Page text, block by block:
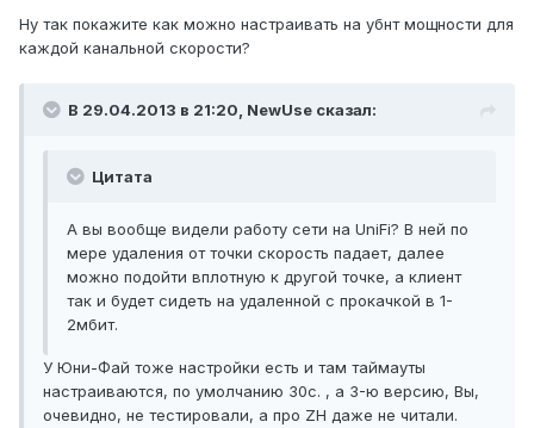
Ну так покажите как можно настраивать на убнт мощности для
каждой канальной скорости?
В 29.04.2013 в 21:20, NewUse сказал:
Цитата
А вы вообще видели работу сети на UniFi? В ней по
мере удаления от точки скорость падает, далее
можно подойти вплотную к другой точке, а клиент
так и будет сидеть на удаленной с прокачкой в 1-
2мбит.
У Юни-Фай тоже настройки есть и там таймауты
настраиваются, по умолчанию 30с. , а 3-ю версию, Вы,
очевидно, не тестировали, а про ZH даже не читали.